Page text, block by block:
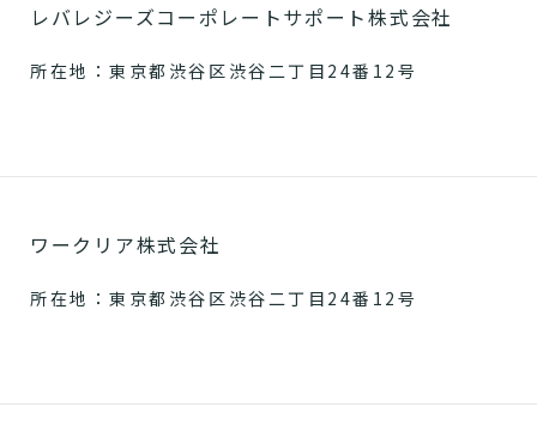
レバレジーズコーポレートサポート株式会社
所在地：東京都渋谷区渋谷二丁目24番12号
ワークリア株式会社
所在地：東京都渋谷区渋谷二丁目24番12号